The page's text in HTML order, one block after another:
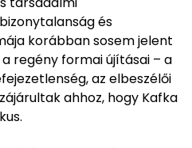
és
korábban sosem jelent
regény formai újításai – a
az elbeszélői
ahhoz, hogy Kafka